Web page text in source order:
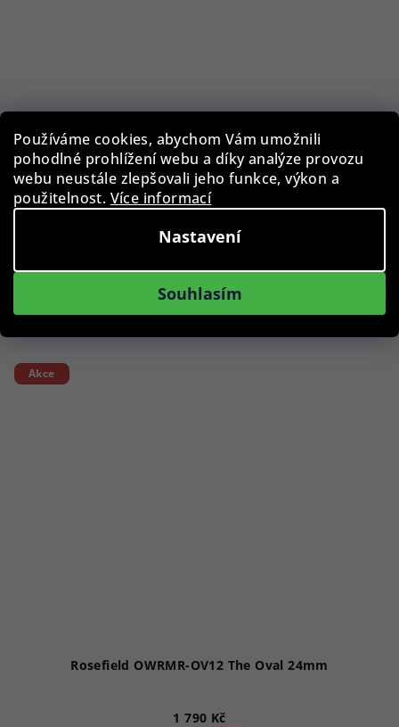
Používáme cookies, abychom Vám umožnili
pohodlné prohlížení webu a díky analýze provozu
webu neustále zlepšovali jeho funkce, výkon a
použitelnost. Více informací
Nastavení
Souhlasím
Rosefield RMSSS-R02 The Pearl Edit 36mm
2 490 Kč
2 890 Kč
13 %)
Skladem
Do košíku
Akce
Rosefield OWRMR-OV12 The Oval 24mm
1 790 Kč